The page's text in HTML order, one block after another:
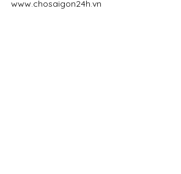
www.chosaigon24h.vn